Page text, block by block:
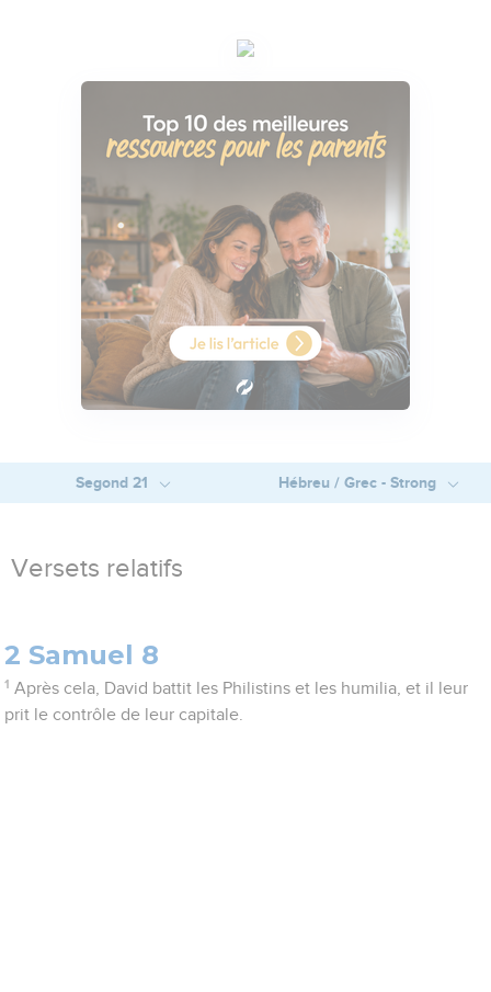
Segond 21 Hébreu / Grec - Strong
Versets relatifs
2 Samuel 8
1 Après cela, David battit les Philistins et les humilia, et il leur
prit le contrôle de leur capitale.